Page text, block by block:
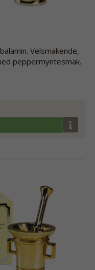
Velsmakende,
peppermyntesmak.